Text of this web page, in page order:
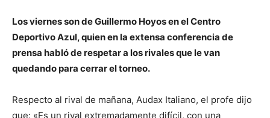
Los viernes son de Guillermo Hoyos en el Centro
Deportivo Azul, quien en la extensa conferencia de
prensa habló de respetar a los rivales que le van
quedando para cerrar el torneo.
Respecto al rival de mañana, Audax Italiano, el profe dijo
que: «Es un rival extremadamente difícil, con una